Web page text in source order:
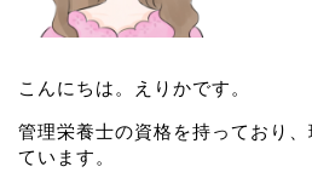
こんにちは。えりかです。
管理栄養士の資格を持っており
ています。